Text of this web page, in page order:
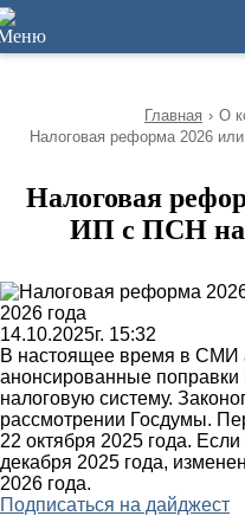
10
Главная › О
Налоговая реформа 2026
Налоговая
ИП с ПСН на
14.10.2025г. 15:32
В настоящее время в СМИ
анонсированные поправки
налоговую систему.
рассмотрении Госдумы.
22 октября 2025 года.
декабря 2025 года,
2026 года.
Подписаться на дайджест